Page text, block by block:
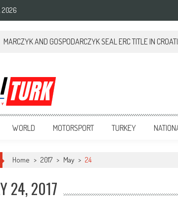
2026
MARCZYK AND GOSPODARCZYK SEAL ERC TITLE IN
WORLD MOTORSPORT TURKEY
Home > 2017 > May > 24
24, 2017